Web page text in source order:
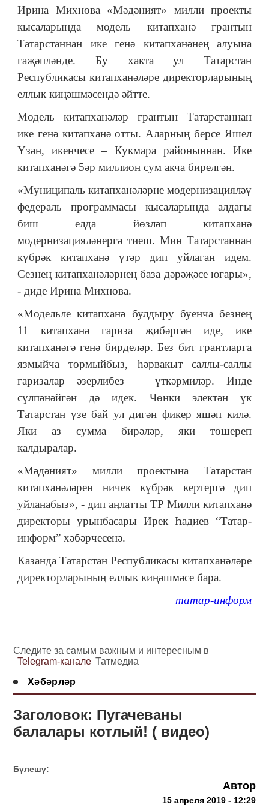
Ирина Михнова «Мәдәният» милли проекты
кысаларында модель китапханә грантын
Татарстаннан ике генә китапханәнең алуына
гаҗәпләнде. Бу хакта ул Татарстан
Республикасы китапханәләре директорларының
еллык киңәшмәсендә әйтте.
Модель китапханәләр грантын Татарстаннан
ике генә китапханә отты. Аларның берсе Яшел
Үзән, икенчесе – Кукмара районыннан. Ике
китапханәгә 5әр миллион сум акча бирелгән.
«Муниципаль китапханәләрне модернизацияләү
федераль программасы кысаларында алдагы
биш елда йөзләп китапханә
модернизацияләнергә тиеш. Мин Татарстаннан
күбрәк китапханә үтәр дип уйлаган идем.
Сезнең китапханәләрнең база дәрәҗәсе югары»,
- диде Ирина Михнова.
«Модельле китапханә булдыру буенча безнең
11 китапханә гариза җибәргән иде, ике
китапханәгә генә бирделәр. Без бит грантларга
язмыйча тормыйбыз, һәрвакыт саллы-саллы
гаризалар әзерлибез – үткәрмиләр. Инде
сүлпәнәйгән дә идек. Чөнки электән үк
Татарстан үзе бай ул дигән фикер яшәп килә.
Яки аз сумма бирәләр, яки төшереп
калдыралар.
«Мәдәният» милли проектына Татарстан
китапханәләрен ничек күбрәк кертергә дип
уйланабыз», - дип аңлатты ТР Милли китапханә
директоры урынбасары Ирек Һадиев “Татар-
информ” хәбәрчесенә.
Казанда Татарстан Республикасы китапханәләре
директорларының еллык киңәшмәсе бара.
татар-информ
Следите за самым важным и интересным в
Telegram-канале Татмедиа
Хәбәрләр
Заголовок: Пугачеваны
балалары котлый! ( видео)
Бүлешү:
Автор
15 апреля 2019 - 12:29